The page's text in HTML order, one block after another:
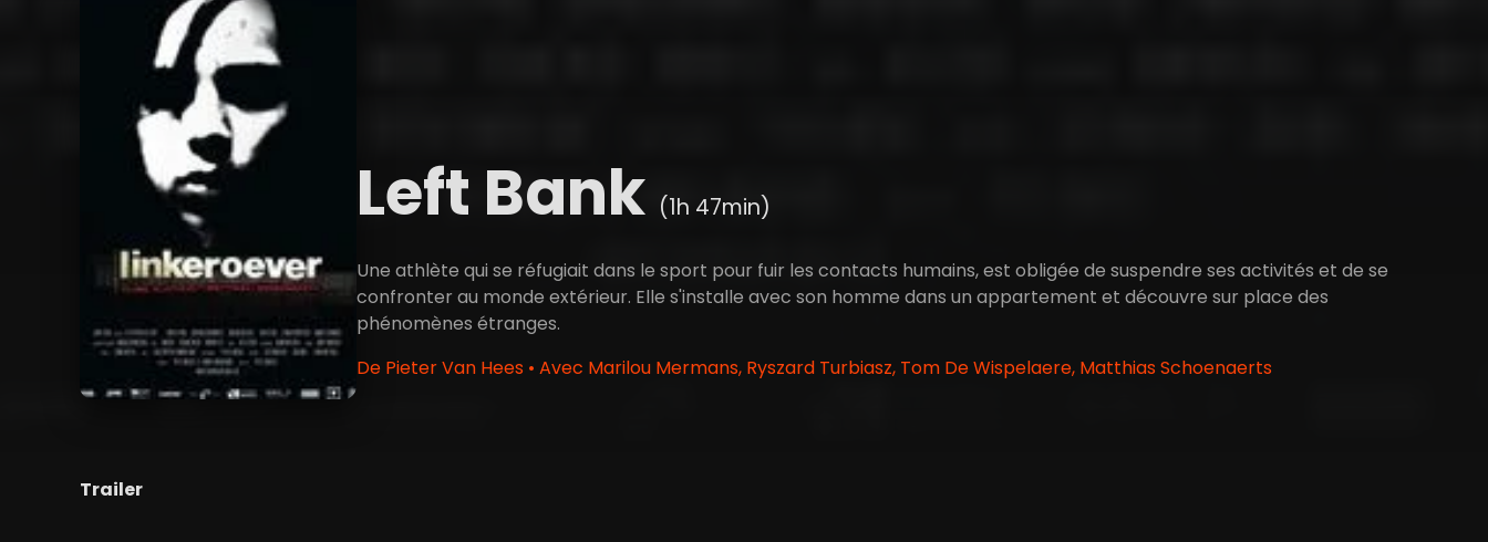
Left Bank (1h 47min)
Une athlète qui se réfugiait dans le sport pour fuir les contacts humains, est obligée de suspendre ses activités et de se
confronter au monde extérieur. Elle s'installe avec son homme dans un appartement et découvre sur place des
phénomènes étranges.
De Pieter Van Hees • Avec Marilou Mermans, Ryszard Turbiasz, Tom De Wispelaere, Matthias Schoenaerts
Trailer